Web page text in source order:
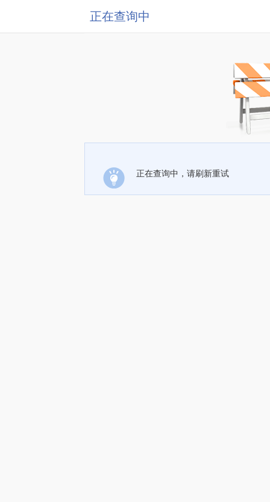
正在查询中
正在查询中，请刷新重试